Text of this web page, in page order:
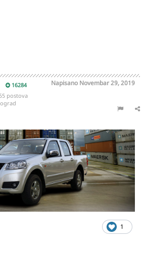
16284 Napisano Novembar 29, 2019
postova
1